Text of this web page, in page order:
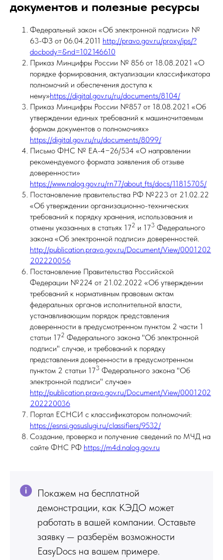
документов и полезные ресурсы
Федеральный закон «Об электронной подписи» №
63-ФЗ от 06.04.2011 http://pravo.gov.ru/proxy/ips/?
docbody=&nd=102146610
Приказ Минцифры России № 856 от 18.08.2021 «О
порядке формирования, актуализации классификатора
полномочий и обеспечения доступа к
нему»https://digital.gov.ru/ru/documents/8104/
Приказ Минцифры России №857 от 18.08.2021 «Об
утверждении единых требований к машиночитаемым
формам документов о полномочиях»
https://digital.gov.ru/ru/documents/8099/
Письмо ФНС № ЕА-4−26/534 «О направлении
рекомендуемого формата заявления об отзыве
доверенности»
https://www.nalog.gov.ru/rn77/about_fts/docs/11815705/
Постановление правительства РФ №223 от 21.02.22
«Об утверждении организационно-технических
требований к порядку хранения, использования и
отмены указанных в статьях 172 и 173 Федерального
закона «Об электронной подписи» доверенностей.
http://publication.pravo.gov.ru/Document/View/0001202
202220056
Постановление Правительства Российской
Федерации №224 от 21.02.2022 «Об утверждении
требований к нормативным правовым актам
федеральных органов исполнительной власти,
устанавливающим порядок представления
доверенности в предусмотренном пунктом 2 части 1
статьи 172 Федерального закона "Об электронной
подписи" случае, и требований к порядку
представления доверенности в предусмотренном
пунктом 2 статьи 173 Федерального закона "Об
электронной подписи" случае»
http://publication.pravo.gov.ru/Document/View/0001202
202220036
Портал ЕСНСИ с классификатором полномочий:
https://esnsi.gosuslugi.ru/classifiers/9532/
Создание, проверка и получение сведений по МЧД на
сайте ФНС РФ https://m4d.nalog.gov.ru
Покажем на бесплатной
демонстрации, как КЭДО может
работать в вашей компании. Оставьте
заявку — разберём возможности
EasyDocs на вашем примере.